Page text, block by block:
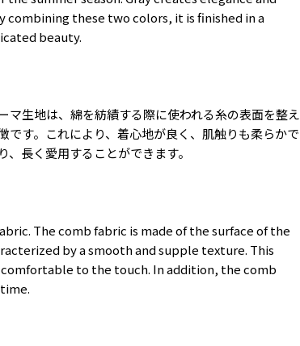
combining these two colors, it is finished in a
beauty.
マ生地は、綿を紡績する際に使われる糸の表面を整え
です。これにより、着心地が良く、肌触りも柔らかで
長く愛用することができます。
The comb fabric is made of the surface of the
by a smooth and supple texture. This
to the touch. In addition, the comb